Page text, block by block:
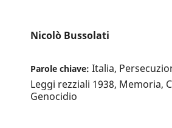
Nicolò Bussolati
Parole chiave: Italia,
Leggi rezziali 1938, Memoria,
Genocidio